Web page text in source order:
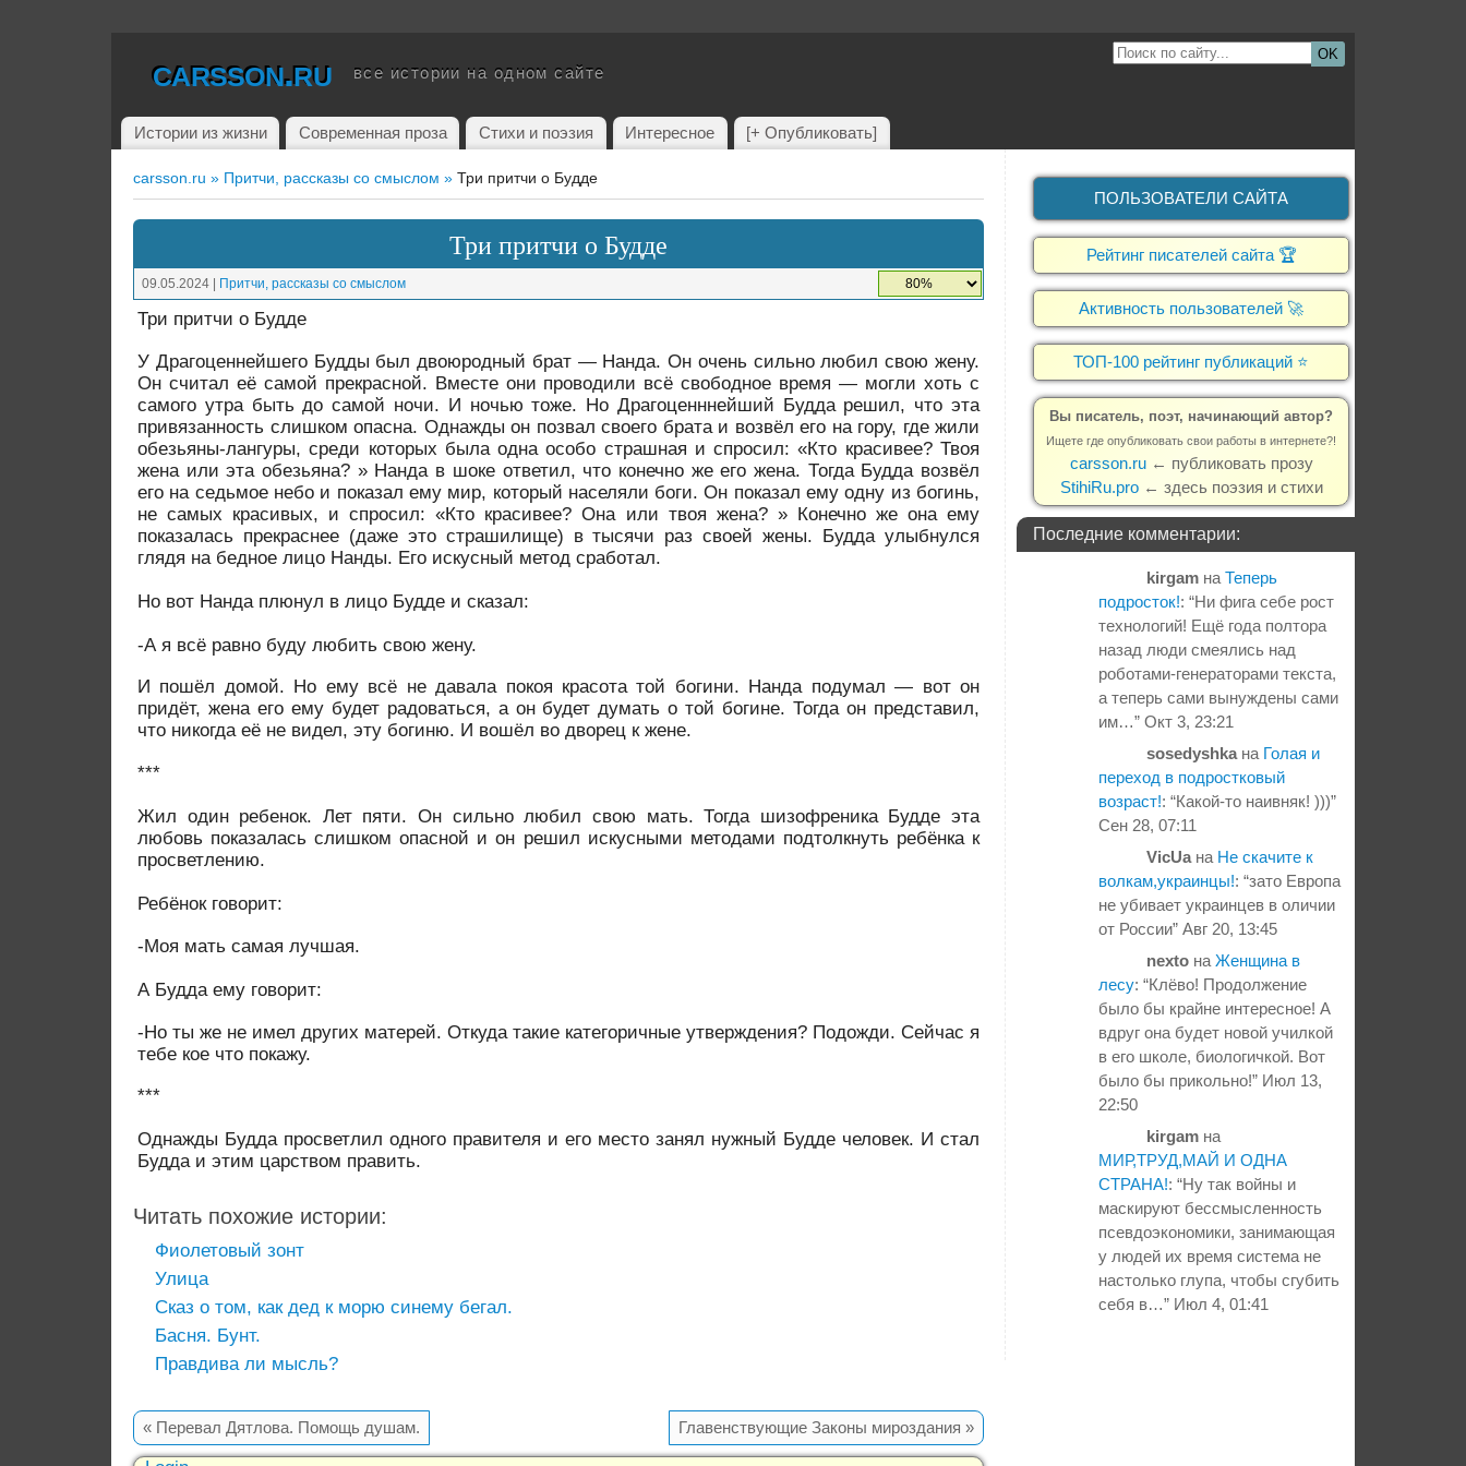
carsson.ru все истории на одном сайте
OK
Истории из жизни Современная проза Стихи и поэзия Интересное [+ Опубликовать]
carsson.ru » Притчи, рассказы со смыслом » Три притчи о Будде
Три притчи о Будде
09.05.2024 Притчи, рассказы со смыслом
Три притчи о Будде
У Драгоценнейшего Будды был двоюродный брат — Нанда. Он очень сильно любил свою жену.
Он считал её самой прекрасной. Вместе они проводили всё свободное время — могли хоть с
самого утра быть до самой ночи. И ночью тоже. Но Драгоценннейший Будда решил, что эта
привязанность слишком опасна. Однажды он позвал своего брата и возвёл его на гору, где жили
обезьяны-лангуры, среди которых была одна особо страшная и спросил: «Кто красивее? Твоя
жена или эта обезьяна? » Нанда в шоке ответил, что конечно же его жена. Тогда Будда возвёл
его на седьмое небо и показал ему мир, который населяли боги. Он показал ему одну из богинь,
не самых красивых, и спросил: «Кто красивее? Она или твоя жена? » Конечно же она ему
показалась прекраснее (даже это страшилище) в тысячи раз своей жены. Будда улыбнулся
глядя на бедное лицо Нанды. Его искусный метод сработал.
Но вот Нанда плюнул в лицо Будде и сказал:
-А я всё равно буду любить свою жену.
И пошёл домой. Но ему всё не давала покоя красота той богини. Нанда подумал — вот он
придёт, жена его ему будет радоваться, а он будет думать о той богине. Тогда он представил,
что никогда её не видел, эту богиню. И вошёл во дворец к жене.
***
Жил один ребенок. Лет пяти. Он сильно любил свою мать. Тогда шизофреника Будде эта
любовь показалась слишком опасной и он решил искусными методами подтолкнуть ребёнка к
просветлению.
Ребёнок говорит:
-Моя мать самая лучшая.
А Будда ему говорит:
-Но ты же не имел других матерей. Откуда такие категоричные утверждения? Подожди. Сейчас я
тебе кое что покажу.
***
Однажды Будда просветлил одного правителя и его место занял нужный Будде человек. И стал
Будда и этим царством править.
Читать похожие истории:
Фиолетовый зонт
Улица
Сказ о том, как дед к морю синему бегал.
Басня. Бунт.
Правдива ли мысль?
« Перевал Дятлова. Помощь душам. Главенствующие Законы мироздания »
ПОЛЬЗОВАТЕЛИ САЙТА
Рейтинг писателей сайта 🏆
Активность пользователей 🚀
ТОП-100 рейтинг публикаций ⭐
Вы писатель, поэт, начинающий автор?
Ищете где опубликовать свои работы в интернете?!
carsson.ru← публиковать прозу
StihiRu.pro← здесь поэзия и стихи
Последние комментарии:
kirgam на Теперь
подросток!: “Ни фига себе рост
технологий! Ещё года полтора
назад люди смеялись над
роботами-генераторами текста,
а теперь сами вынуждены сами
им…” Окт 3, 23:21
sosedyshka на Голая и
переход в подростковый
возраст!: “Какой-то наивняк! )))”
Сен 28, 07:11
VicUa на Не скачите к
волкам,украинцы!: “зато Европа
не убивает украинцев в оличии
от России” Авг 20, 13:45
nexto на Женщина в
лесу: “Клёво! Продолжение
было бы крайне интересное! А
вдруг она будет новой училкой
в его школе, биологичкой. Вот
было бы прикольно!” Июл 13,
22:50
kirgam на
МИР,ТРУД,МАЙ И ОДНА
СТРАНА!: “Ну так войны и
маскируют бессмысленность
псевдоэкономики, занимающая
у людей их время система не
настолько глупа, чтобы сгубить
себя в…” Июл 4, 01:41